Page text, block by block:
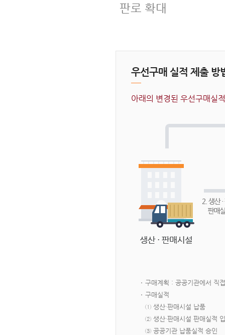
판로 확대
우선구매 실적 제출 방
아래의 변경된 우선구매실
구매계획 : 공공기관에서 직
구매실적
① 생산·판매시설 납품
② 생산·판매시설 판매실적
③ 공공기관 납품실적 승인